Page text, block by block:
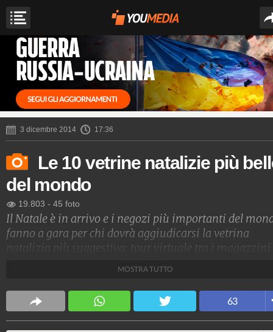
3 dicembre 2014 17:36
Le 10 vetrine natalizie più
del mondo
19.803 - 45 foto
Il Natale è in arrivo e i negozi più importanti del
fanno a gara per chi dovrà aggiudicarsi la vetrina
natalizia più suggestiva: tour virtuale tra i magazzini
Design Fanpage
MOSTRA TUTTO
63